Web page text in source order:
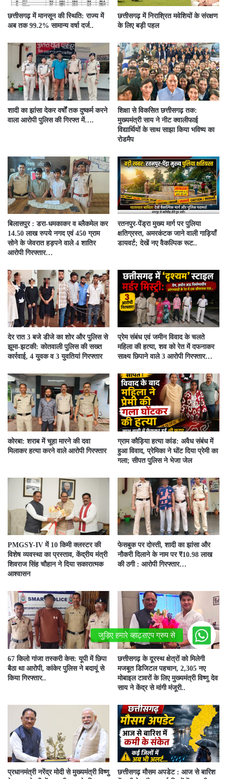
छत्तीसगढ़ में मानसून की स्थिति: राज्य में
अब तक 99.2% सामान्य वर्षा दर्ज..
छत्तीसगढ़ में निराश्रित मवेशियों के संरक्षण
के लिए बड़ी पहल
शादी का झांसा देकर वर्षों तक दुष्कर्म करने
वाला आरोपी पुलिस की गिरफ्त में….
शिक्षा से विकसित छत्तीसगढ़ तक:
मुख्यमंत्री साय ने नीट क्वालीफाई
विद्यार्थियों के साथ साझा किया भविष्य का
रोडमैप
बिलासपुर : डरा-धमकाकर व ब्लैकमेल कर
14.50 लाख रुपये नगद एवं 450 ग्राम
सोने के जेवरात हड़पने वाले 4 शातिर
आरोपी गिरफ्तार…
रतनपुर-पेंड्रा मुख्य मार्ग पर पुलिया
क्षतिग्रस्त, अमरकंटक जाने वाली गाड़ियाँ
डायवर्ट; देखें नए वैकल्पिक रूट..
देर रात 3 बजे डीजे का शोर और पुलिस से
झूमा-झटकी: कोतवाली पुलिस की सख्त
कार्रवाई, 4 युवक व 3 युवतियां गिरफ्तार
प्रेम संबंध एवं जमीन विवाद के चलते
महिला की हत्या, शव को रेत में दफनाकर
साक्ष्य छिपाने वाले 3 आरोपी गिरफ्तार…
कोरबा: शराब में चूहा मारने की दवा
मिलाकर हत्या करने वाले आरोपी गिरफ्तार
ग्राम कौड़िया हत्या कांड: अवैध संबंध में
हुआ विवाद, प्रेमिका ने घोंट दिया प्रेमी का
गला; सीपत पुलिस ने भेजा जेल
PMGSY-IV में 10 किमी क्लस्टर की
विशेष व्यवस्था का प्रस्ताव, केंद्रीय मंत्री
शिवराज सिंह चौहान ने दिया सकारात्मक
आश्वासन
फेसबुक पर दोस्ती, शादी का झांसा और
नौकरी दिलाने के नाम पर ₹10.98 लाख
की ठगी : आरोपी गिरफ्तार…
67 किलो गांजा तस्करी केस: यूपी में छिपा
बैठा था आरोपी, कांकेर पुलिस ने बदायूं से
किया गिरफ्तार..
छत्तीसगढ़ के दूरस्थ क्षेत्रों को मिलेगी
मजबूत डिजिटल पहचान, 2,305 नए
मोबाइल टावरों के लिए मुख्यमंत्री विष्णु देव
साय ने केंद्र से मांगी मंजूरी..
प्रधानमंत्री नरेंद्र मोदी से मुख्यमंत्री विष्णु
छत्तीसगढ़ मौसम अपडेट : आज से बारिश